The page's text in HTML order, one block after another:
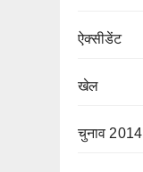
ऐक्सीडेंट
खेल
चुनाव 2014